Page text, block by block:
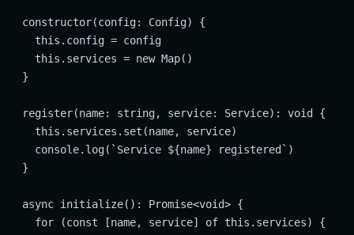
  constructor(config: Config) {
    this.config = config
    this.services = new Map()
  }
  register(name: string, service: Service): void {
    this.services.set(name, service)
    console.log(`Service ${name} registered`)
  }
  async initialize(): Promise<void> {
    for (const [name, service] of this.services) {